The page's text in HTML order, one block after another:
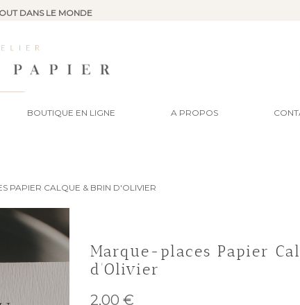
DANS LE MONDE
BOUTIQUE EN LIGNE A PROPOS
PAPIER CALQUE & BRIN D'OLIVIER
Marque-places Papier
d'Olivier
2,00 €